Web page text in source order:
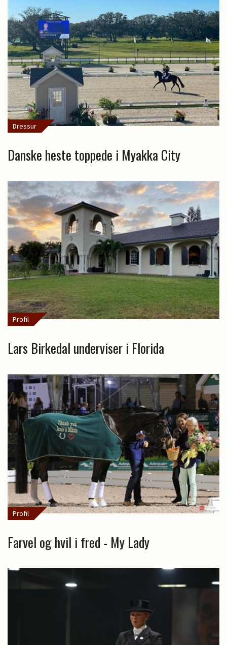
Dressur
Danske heste toppede i Myakka City
Profil
Lars Birkedal underviser i Florida
Profil
Farvel og hvil i fred - My Lady